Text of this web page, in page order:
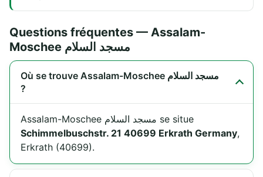
Questions fréquentes — Assalam-
Moschee مسجد السلام
Où se trouve Assalam-Moschee مسجد السلام
?
Assalam-Moschee مسجد السلام se situe
Schimmelbuschstr. 21 40699 Erkrath Germany,
Erkrath (40699).